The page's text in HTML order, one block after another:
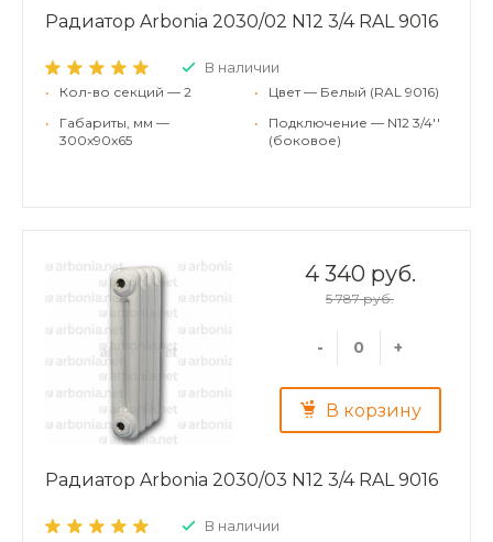
Радиатор Arbonia 2030/02 N12 3/4 RAL 9016
В наличии
•
Кол-во секций — 2
•
Габариты, мм —
300x90x65
•
Цвет — Белый (RAL 9016)
•
Подключение — N12 3/4''
(боковое)
4 340 руб.
5 787 руб.
- +
В корзину
Радиатор Arbonia 2030/03 N12 3/4 RAL 9016
В наличии